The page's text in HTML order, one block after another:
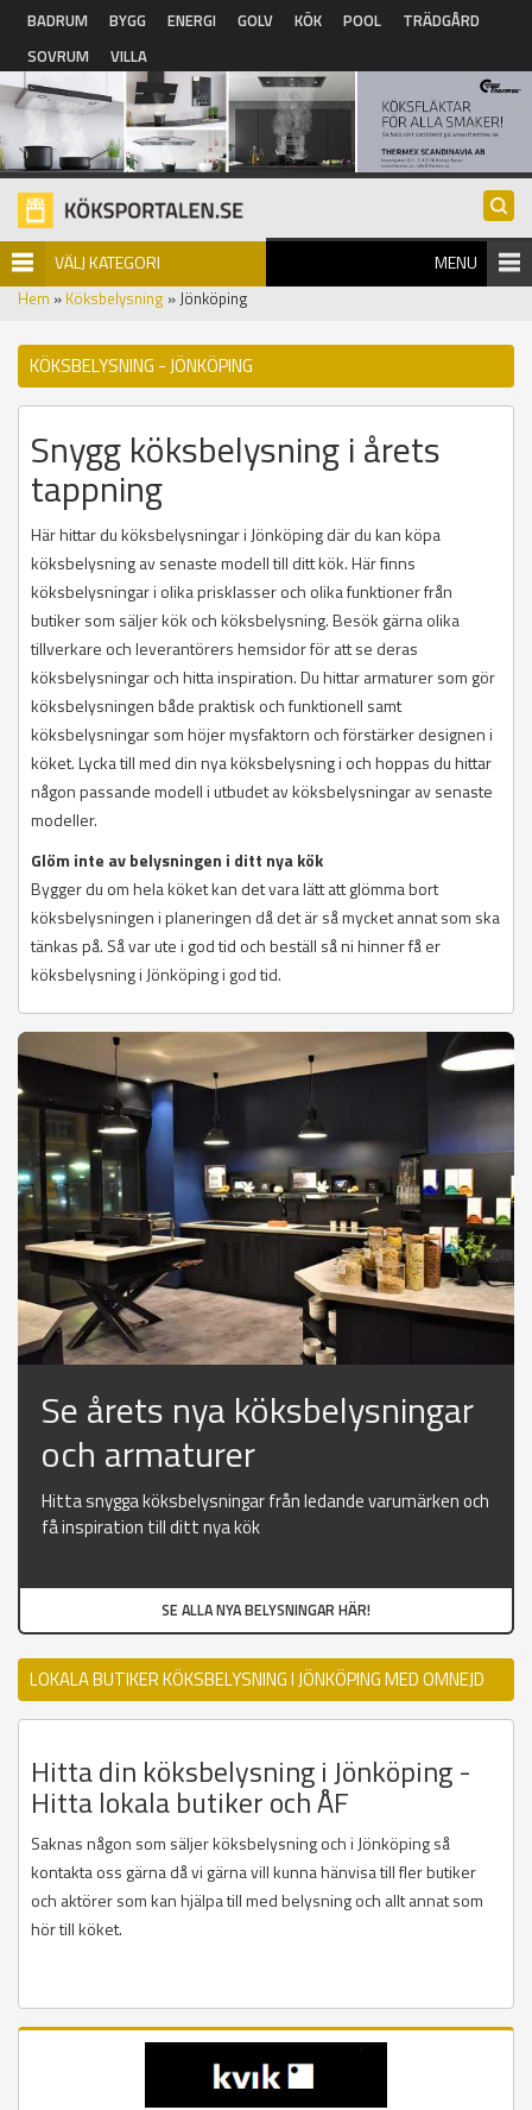
Hoppa till huvudinnehåll
BADRUM BYGG ENERGI GOLV KÖK POOL
TRÄDGÅRD
SOVRUM
VILLA
VÄLJ KATEGORI MENU
Hem » Köksbelysning » Jönköping
KÖKSBELYSNING - JÖNKÖPING
Snygg köksbelysning i årets
tappning
Här hittar du köksbelysningar i Jönköping där du kan köpa
köksbelysning av senaste modell till ditt kök. Här finns
köksbelysningar i olika prisklasser och olika funktioner från
butiker som säljer kök och köksbelysning. Besök gärna olika
tillverkare och leverantörers hemsidor för att se deras
köksbelysningar och hitta inspiration. Du hittar armaturer som gör
köksbelysningen både praktisk och funktionell samt
köksbelysningar som höjer mysfaktorn och förstärker designen i
köket. Lycka till med din nya köksbelysning i och hoppas du hittar
någon passande modell i utbudet av köksbelysningar av senaste
modeller.
Glöm inte av belysningen i ditt nya kök
Bygger du om hela köket kan det vara lätt att glömma bort
köksbelysningen i planeringen då det är så mycket annat som ska
tänkas på. Så var ute i god tid och beställ så ni hinner få er
köksbelysning i Jönköping i god tid.
Se årets nya köksbelysningar
och armaturer
Hitta snygga köksbelysningar från ledande varumärken och
få inspiration till ditt nya kök
SE ALLA NYA BELYSNINGAR HÄR!
LOKALA BUTIKER KÖKSBELYSNING I JÖNKÖPING MED OMNEJD
Hitta din köksbelysning i Jönköping -
Hitta lokala butiker och ÅF
Saknas någon som säljer köksbelysning och i Jönköping så
kontakta oss gärna då vi gärna vill kunna hänvisa till fler butiker
och aktörer som kan hjälpa till med belysning och allt annat som
hör till köket.